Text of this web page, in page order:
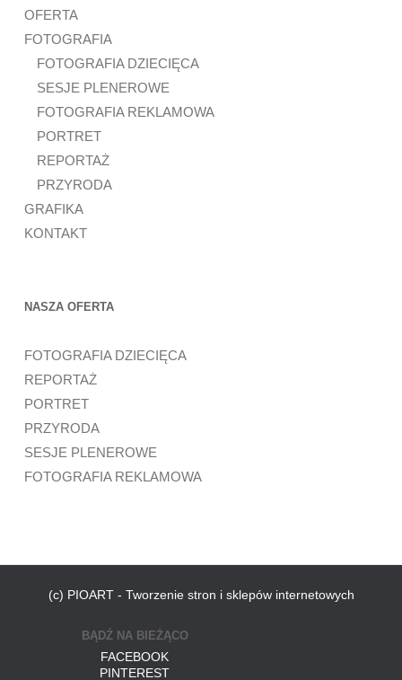
OFERTA
FOTOGRAFIA
FOTOGRAFIA DZIECIĘCA
SESJE PLENEROWE
FOTOGRAFIA REKLAMOWA
PORTRET
REPORTAŻ
PRZYRODA
GRAFIKA
KONTAKT
NASZA OFERTA
FOTOGRAFIA DZIECIĘCA
REPORTAŻ
PORTRET
PRZYRODA
SESJE PLENEROWE
FOTOGRAFIA REKLAMOWA
(c) PIOART - Tworzenie stron i sklepów internetowych
BĄDŹ NA BIEŻĄCO
FACEBOOK
PINTEREST